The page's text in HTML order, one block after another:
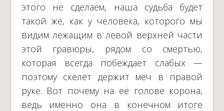
этого не сделаем, наша судьба будет
такой же, как у человека, которого мы
видим лежащим в левой верхней части
этой гравюры, рядом со смертью,
которая всегда побеждает слабых —
поэтому скелет держит меч в правой
руке. Вот почему на её голове корона,
ведь именно она в конечном итоге